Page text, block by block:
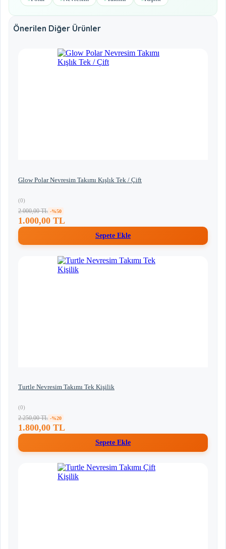
Önerilen Diğer Ürünler
Glow Polar Nevresim Takımı Kışlık Tek / Çift
(0)
2.000,00 TL -%50
1.000,00 TL
Sepete Ekle
Turtle Nevresim Takımı Tek Kişilik
(0)
2.250,00 TL -%20
1.800,00 TL
Sepete Ekle